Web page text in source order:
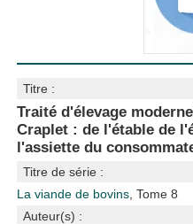
Titre :
Traité d'élevage
Craplet : de l'étable de
l'assiette du
Titre de série :
La viande de bovins , Tome 8
Auteur(s) :